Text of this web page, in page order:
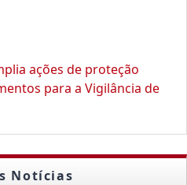
ações de proteção
para a Vigilância de
Notícias